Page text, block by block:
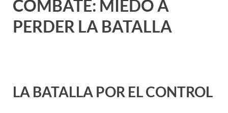
COMBATE: MIEDO A
PERDER LA BATALLA
LA BATALLA POR EL CONTROL